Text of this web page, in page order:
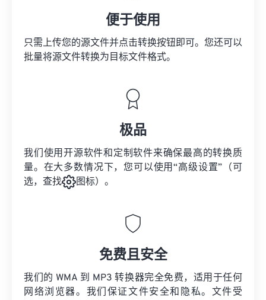
便于使用
只需上传您的源文件并点击转换按钮即可。您还可以
批量将源文件转换为目标文件格式。
极品
我们使用开源软件和定制软件来确保最高的转换质
量。在大多数情况下，您可以使用“高级设置”（可
选，查找
图标）。
免费且安全
我们的 WMA 到 MP3 转换器完全免费，适用于任何
网络浏览器。我们保证文件安全和隐私。文件受